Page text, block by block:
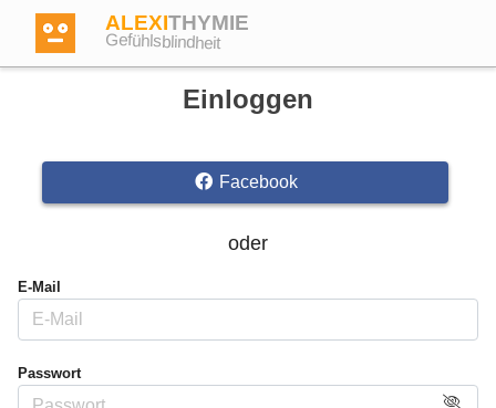
ALEXITHYMIE
Gefühlsblindheit
Dictionary
Forum
Einloggen
Facebook
oder
E-Mail
Passwort